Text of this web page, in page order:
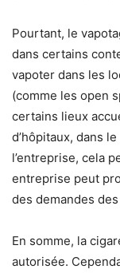
Pourtant, le
dans certains
vapoter dans les
(comme les open
certains lieux
d’hôpitaux, dans
l’entreprise, cela
entreprise peut
des demandes
En somme, la
autorisée.